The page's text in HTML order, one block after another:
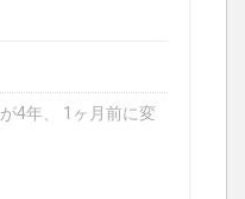
が4年、 1ヶ月前に変